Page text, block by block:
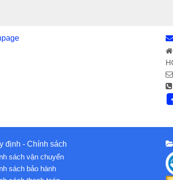
định - Chính sách
sách vận chuyển
sách bảo hành